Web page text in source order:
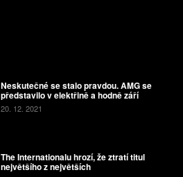
Neskutečné se stalo pravdou. AMG se
představilo v elektřině a hodně září
20. 12. 2021
The Internationalu hrozí, že ztratí titul
největšího z největších